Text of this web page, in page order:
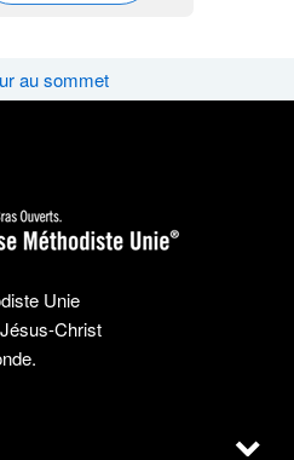
au sommet
Unie
Christ